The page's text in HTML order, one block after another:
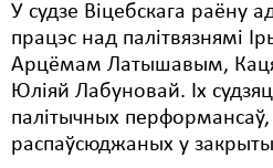
У судзе Віцебскага раёну
працэс над палітвязнямі
Арцёмам Латышавым,
Юліяй Лабуновай. Іх
палітычных перформансаў,
распаўсюджаных у
Мірныя сходы
Палітвязьні
Праваабаронцы
Правы дзіцяці